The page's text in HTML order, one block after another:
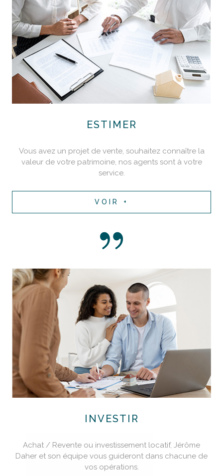
ESTIMER
Vous avez un projet de vente, souhaitez connaître la
valeur de votre patrimoine, nos agents sont à votre
service.
VOIR +
INVESTIR
Achat / Revente ou investissement locatif, Jérôme
Daher et son équipe vous guideront dans chacune de
vos opérations.